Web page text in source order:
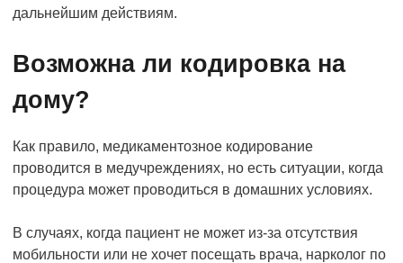
дальнейшим действиям.
Возможна ли кодировка на
дому?
Как правило, медикаментозное кодирование
проводится в медучреждениях, но есть ситуации, когда
процедура может проводиться в домашних условиях.
В случаях, когда пациент не может из-за отсутствия
мобильности или не хочет посещать врача, нарколог по